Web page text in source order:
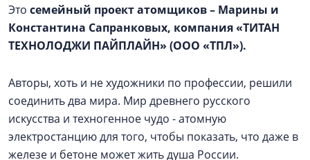
Это семейный проект атомщиков – Марины и
Константина Сапранковых, компания «ТИТАН
ТЕХНОЛОДЖИ ПАЙПЛАЙН» (ООО «ТПЛ»).
Авторы, хоть и не художники по профессии, решили
соединить два мира. Мир древнего русского
искусства и техногенное чудо - атомную
электростанцию для того, чтобы показать, что даже в
железе и бетоне может жить душа России.